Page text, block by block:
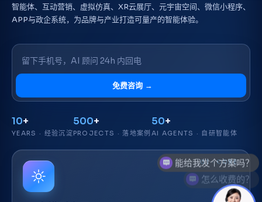
智能体、互动营销、虚拟仿真、XR云展厅、元宇宙空间、微信小程序、
APP与政企系统，为品牌与产业打造可量产的智能体验。
免费咨询 →
10+
YEARS · 经验沉淀
500+
PROJECTS · 落地案例
50+
AI AGENTS · 自研智能体
01 · CORE
怎么收费的？